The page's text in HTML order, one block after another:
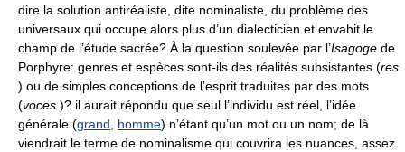
dire la solution antiréaliste, dite nominaliste, du problème des
universaux qui occupe alors plus d’un dialecticien et envahit le
champ de l’étude sacrée? À la question soulevée par l’Isagoge de
Porphyre: genres et espèces sont-ils des réalités subsistantes (res
) ou de simples conceptions de l’esprit traduites par des mots
(voces )? il aurait répondu que seul l’individu est réel, l’idée
générale (grand, homme) n’étant qu’un mot ou un nom; de là
viendrait le terme de nominalisme qui couvrira les nuances, assez